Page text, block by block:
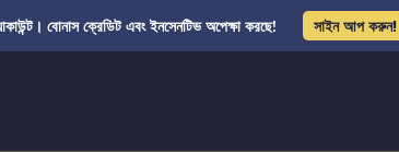
বোনাস ক্রেডিট এবং ইনসেনটিভ অপেক্ষা করছে! সাইন আপ করুন!